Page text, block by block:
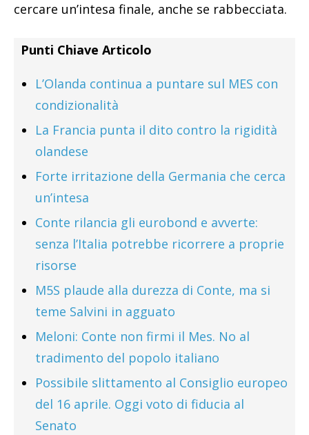
cercare un’intesa finale, anche se rabbecciata.
Punti Chiave Articolo
L’Olanda continua a puntare sul MES con
condizionalità
La Francia punta il dito contro la rigidità
olandese
Forte irritazione della Germania che cerca
un’intesa
Conte rilancia gli eurobond e avverte:
senza l’Italia potrebbe ricorrere a proprie
risorse
M5S plaude alla durezza di Conte, ma si
teme Salvini in agguato
Meloni: Conte non firmi il Mes. No al
tradimento del popolo italiano
Possibile slittamento al Consiglio europeo
del 16 aprile. Oggi voto di fiducia al
Senato